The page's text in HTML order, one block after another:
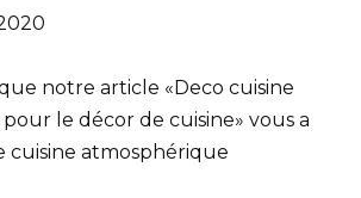
notre article «Deco cuisine
pour le décor de cuisine» vous a
cuisine atmosphérique